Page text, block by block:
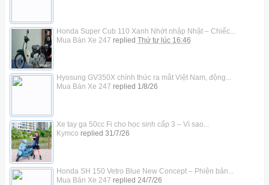
Honda Super Cub 110 Xanh Nhớt nhập Nhật – Chiếc...
Mua Bán Xe 247 replied Thứ tư lúc 16:46
Hyosung GV350X chính thức ra mắt Việt Nam, động...
Mua Bán Xe 247 replied 1/8/26
Xe tay ga 50cc Fi cho học sinh cấp 3 – Vì sao...
Kymco replied 31/7/26
Honda SH 150 Vetro Blue New Concept – Phiên bản...
Mua Bán Xe 247 replied 24/7/26